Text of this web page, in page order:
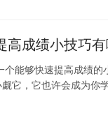
成绩小技巧有
能够快速提高成绩
它，它也许会成为你